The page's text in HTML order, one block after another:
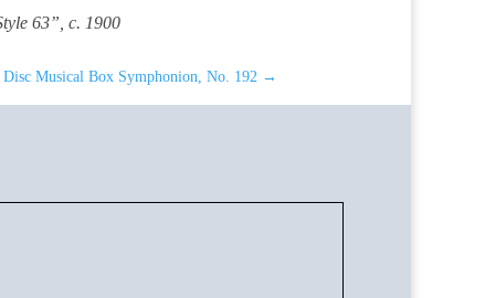
63”, c. 1900
Musical Box Symphonion, No. 192 →